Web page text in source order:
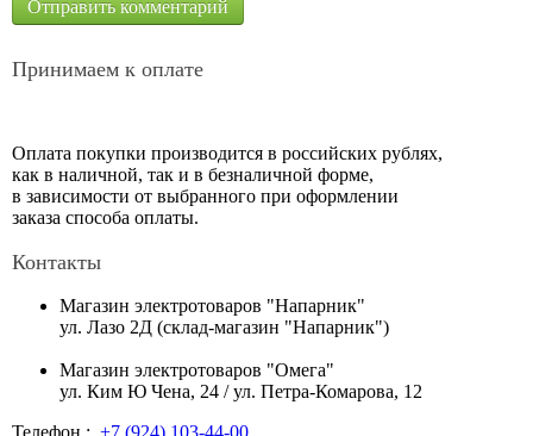
Принимаем к оплате
Оплата покупки производится в российских рублях,
как в наличной, так и в безналичной форме,
в зависимости от выбранного при оформлении
заказа способа оплаты.
Контакты
Магазин электротоваров "Напарник"
ул. Лазо 2Д (склад-магазин "Напарник")
Магазин электротоваров "Омега"
ул. Ким Ю Чена, 24 / ул. Петра-Комарова, 12